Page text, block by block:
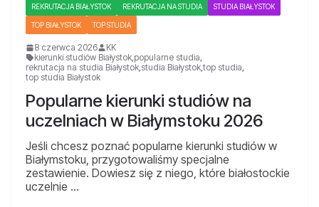
REKRUTACJA BIAŁYSTOK REKRUTACJA NA STUDIA STUDIA BIAŁYSTOK
TOP BIAŁYSTOK TOP STUDIA
8 czerwca 2026
KK
kierunki studiów Białystok,popularne studia,
rekrutacja na studia Białystok,studia Białystok,top studia,
top studia Białystok
Popularne kierunki studiów na
uczelniach w Białymstoku 2026
Jeśli chcesz poznać popularne kierunki studiów w
Białymstoku, przygotowaliśmy specjalne
zestawienie. Dowiesz się z niego, które białostockie
uczelnie …